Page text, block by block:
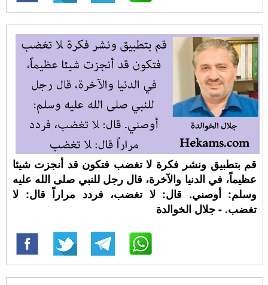
قم بتطبيق ونشر فكرة لا تغضب فتكون قد أنجزت شيئا
عظيماً، في الدنيا والآخرة، قال رجل للنبي صلى الله عليه
وسلم: أوصني. قال: لا تغضب، فردد مراراً قال: لا
تغضب. - جلال الخوالدة